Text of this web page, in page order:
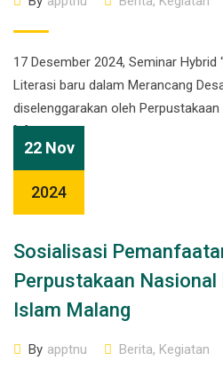
17 Desember 2024, Seminar Hybrid
Literasi baru dalam Merancang
diselenggarakan oleh
[…]
22 Nov
2024
Sosialisasi
Perpustakaan Nasional
Islam Malang
By apptnu Berita, Kegiatan